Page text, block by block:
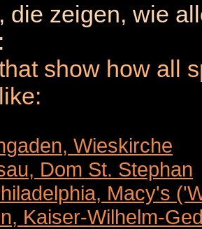
, die zeigen, wie
show how all
Wieskirche
Dom St. Stephan
Macy's
Kaiser-Wilhelm-